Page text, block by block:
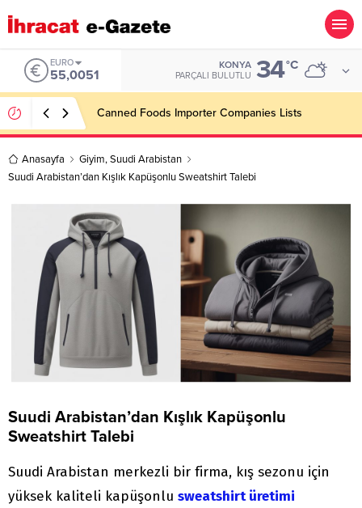
EURO
55,0051
KONYA
PARÇALI BULUTLU 34°C
Canned Foods Importer Companies Lists
Anasayfa Giyim,Suudi Arabistan
Suudi Arabistan’dan Kışlık Kapüşonlu Sweatshirt Talebi
Suudi Arabistan’dan Kışlık Kapüşonlu
Sweatshirt Talebi
Suudi Arabistan merkezli bir firma, kış sezonu için
yüksek kaliteli kapüşonlu sweatshirt üretimi